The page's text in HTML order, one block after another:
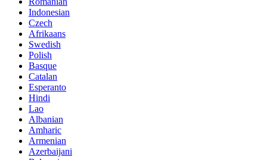
Indonesian
Czech
Afrikaans
Swedish
Polish
Basque
Catalan
Esperanto
Hindi
Lao
Albanian
Amharic
Armenian
Azerbaijani